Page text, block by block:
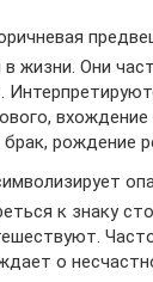
жизни. Они
брак, рождение
к знаку
о